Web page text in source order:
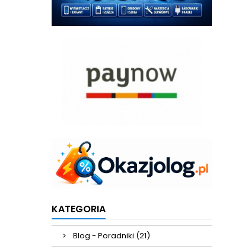
KATEGORIA
Blog - Poradniki (21)